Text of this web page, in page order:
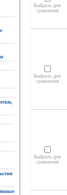
Выбрать для
сравнения
Выбрать для
сравнения
Выбрать для
сравнения